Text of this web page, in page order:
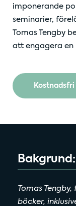
Bakgrund:
Tomas
böcker,
imponerande
seminarier,
Tomas Tengby
att engagera en